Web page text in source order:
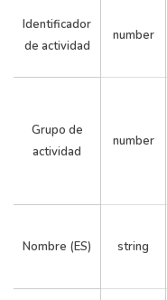
3
Identificador
de actividad
number
Grupo de
actividad
number
Nombre (ES) string